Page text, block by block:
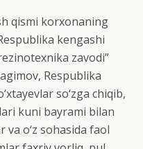
qismi korxonaning
kengashi
zavodi”
Respublika
so‘zga chiqib,
kuni bayrami bilan
o‘z sohasida faol